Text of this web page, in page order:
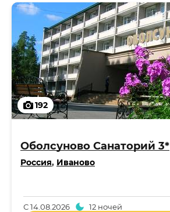
192
Оболсуново Санаторий 3*
Россия, Иваново
С14.08.2026 12 ночей